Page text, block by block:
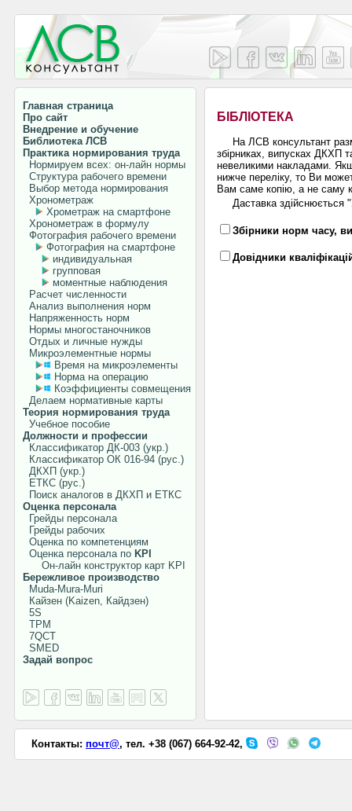
Главная страница
Про сайт
Внедрение и обучение
Библиотека ЛСВ
Практика нормирования труда
Нормируем всех: он-лайн нормы
Структура рабочего времени
Выбор метода нормирования
Хронометраж
Хрометраж на смартфоне
Хронометраж в формулу
Фотография рабочего времени
Фотография на смартфоне
индивидуальная
групповая
моментные наблюдения
Расчет численности
Анализ выполнения норм
Напряженность норм
Нормы многостаночников
Отдых и личные нужды
Микроэлементные нормы
Время на микроэлементы
Норма на операцию
Коэффициенты совмещения
Делаем нормативные карты
Теория нормирования труда
Учебное пособие
Должности и профессии
Классификатор ДК-003 (укр.)
Классификатор ОК 016-94 (рус.)
ДКХП (укр.)
ЕТКС (рус.)
Поиск аналогов в ДКХП и ЕТКС
Оценка персонала
Грейды персонала
Грейды рабочих
Оценка по компетенциям
Оценка персонала по KPI
Он-лайн конструктор карт KPI
Бережливое производство
Muda-Mura-Muri
Кайзен (Kaizen, Кайдзен)
5S
TPM
7QCT
SMED
Задай вопрос
БІБЛІОТЕКА
На ЛСВ консультант
збірниках, випусках ДКХП
невеликими накладами.
нижче переліку, то Ви
Вам саме копію, а не саму
Даставка здійснюється
Збірники норм часу,
Довідники
Контакты: почт@, тел. +38 (067) 664-92-42,